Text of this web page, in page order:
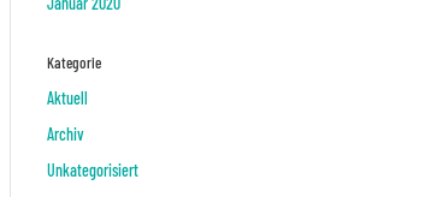
Kategorie
Aktuell
Archiv
Unkategorisiert